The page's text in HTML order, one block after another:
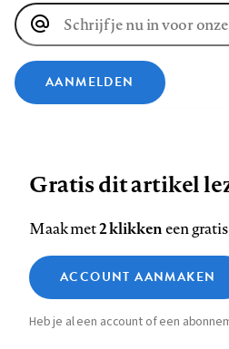
E-
mailadres
AANMELDEN
ons
op
Facebook
ons
op
LinkedIn
ons
op
Bluesky
ons
op
Instagram
Footer
navigation
Contact Colofon Disclaimer
Medische
Gratis dit artikel
Maak met2 klikkeneen
ACCOUNT AANMAKEN
Heb je al een account of een
Zie onze cookie policy
Analytische cookies
Marketing cookies